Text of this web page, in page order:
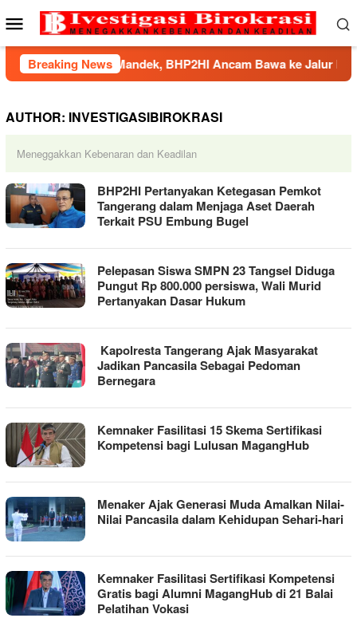
to
Mobile
Menu
Breaking News
Karawaci Mandek, BHP2HI Ancam Bawa ke Jalur Hukum
AUTHOR: INVESTIGASIBIROKRASI
Meneggakkan Kebenaran dan Keadilan
BHP2HI Pertanyakan Ketegasan Pemkot
Tangerang dalam Menjaga Aset Daerah
Terkait PSU Embung Bugel
Pelepasan Siswa SMPN 23 Tangsel Diduga
Pungut Rp 800.000 persiswa, Wali Murid
Pertanyakan Dasar Hukum
Kapolresta Tangerang Ajak Masyarakat
Jadikan Pancasila Sebagai Pedoman
Bernegara
Kemnaker Fasilitasi 15 Skema Sertifikasi
Kompetensi bagi Lulusan MagangHub
Menaker Ajak Generasi Muda Amalkan Nilai-
Nilai Pancasila dalam Kehidupan Sehari-hari
Kemnaker Fasilitasi Sertifikasi Kompetensi
Gratis bagi Alumni MagangHub di 21 Balai
Pelatihan Vokasi